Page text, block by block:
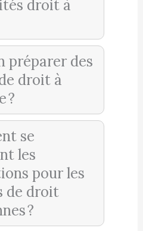
droit à
préparer des
droit à
?
se
les
pour les
de droit
?